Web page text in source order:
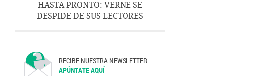
HASTA PRONTO: VERNE SE
DESPIDE DE SUS LECTORES
RECIBE NUESTRA NEWSLETTER
APÚNTATE AQUÍ